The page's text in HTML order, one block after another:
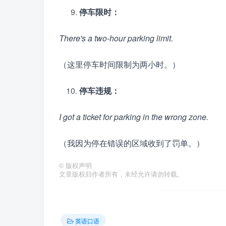
停车限时：
There's a two-hour parking limit.
（这里停车时间限制为两小时。）
停车违规：
I got a ticket for parking in the wrong zone.
（我因为停在错误的区域收到了罚单。）
© 版权声明
文章版权归作者所有，未经允许请勿转载。
英语口语